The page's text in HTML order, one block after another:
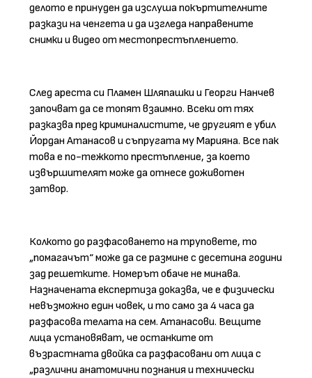
делото е принуден да изслуша покъртителните
разкази на ченгета и да изгледа направените
снимки и видео от местопрестъплението.
След ареста си Пламен Шляпашки и Георги Нанчев
започват да се топят взаимно. Всеки от тях
разказва пред криминалистите, че другият е убил
Йордан Атанасов и съпругата му Марияна. Все пак
това е по-тежкото престъпление, за което
извършителят може да отнесе доживотен
затвор.
Колкото до разфасоването на труповете, то
„помагачът“ може да се размине с десетина години
зад решетките. Номерът обаче не минава.
Назначената експертиза доказва, че е физически
невъзможно един човек, и то само за 4 часа да
разфасова телата на сем. Атанасови. Вещите
лица установяват, че останките от
възрастната двойка са разфасовани от лица с
„различни анатомични познания и технически